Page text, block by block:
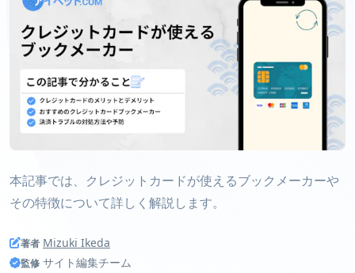
本記事では、クレジットカードが使えるブックメーカーや
その特徴について詳しく解説します。
著者 Mizuki Ikeda
監修 サイト編集チーム